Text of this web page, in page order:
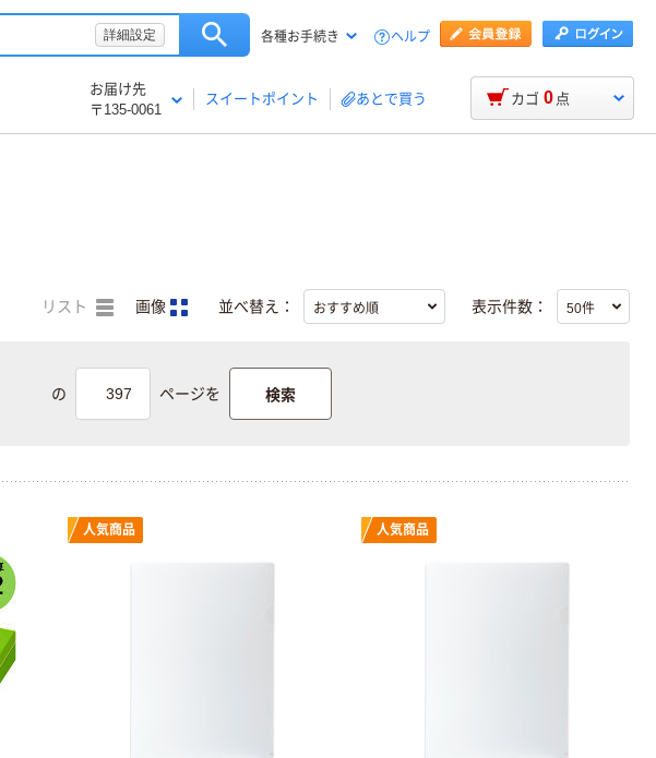
詳細設定 各種お手続き ヘルプ
お届け先
〒135-0061
スイートポイント あとで買う カゴ 0 点
リスト 画像 並べ替え： 表示件数：
の ページを 検索
人気商品 人気商品